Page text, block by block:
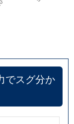
でスグ分か